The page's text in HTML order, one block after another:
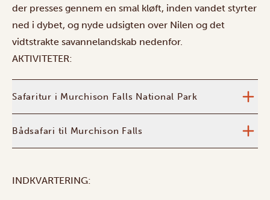
der presses gennem en smal kløft, inden vandet styrter
ned i dybet, og nyde udsigten over Nilen og det
vidtstrakte savannelandskab nedenfor.
AKTIVITETER:
Safaritur i Murchison Falls National Park
Bådsafari til Murchison Falls
INDKVARTERING: